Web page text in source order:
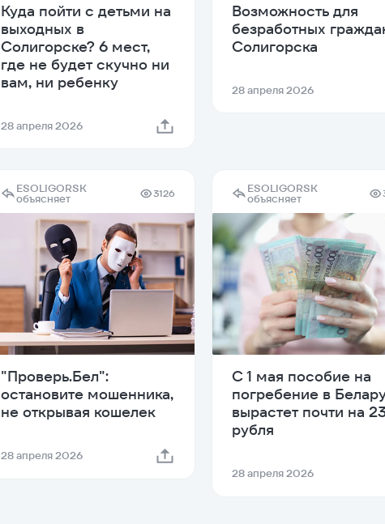
Куда пойти с детьми на
выходных в
Солигорске? 6 мест,
где не будет скучно ни
вам, ни ребенку
28 апреля 2026
Возможность для
безработных
Солигорска
28 апреля 2026
ESOLIGORSK
объясняет 3126
"Проверь.Бел":
остановите мошенника,
не открывая кошелек
28 апреля 2026
ESOLIGORSK
объясняет
С 1 мая пособие на
погребение в
вырастет почти на
рубля
28 апреля 2026